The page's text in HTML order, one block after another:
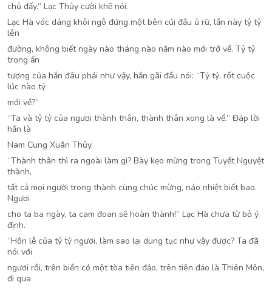
chủ đấy.” Lạc Thủy cười khẽ nói.
Lạc Hà vóc dáng khôi ngô đứng một bên cúi đầu ủ rũ, lần này tỷ tỷ
lên
đường, không biết ngày nào tháng nào năm nào mới trở về. Tỷ tỷ
trong ấn
tượng của hắn đâu phải như vậy, hắn gãi đầu nói: “Tỷ tỷ, rốt cuộc
lúc nào tỷ
mới về?”
“Ta và tỷ tỷ của ngươi thành thân, thành thân xong là về.” Đáp lời
hắn là
Nam Cung Xuân Thủy.
“Thành thân thì ra ngoài làm gì? Bày kẹo mừng trong Tuyết Nguyệt
thành,
tất cả mọi người trong thành cùng chúc mừng, náo nhiệt biết bao.
Ngươi
cho ta ba ngày, ta cam đoan sẽ hoàn thành!” Lạc Hà chưa từ bỏ ý
định.
“Hôn lễ của tỷ tỷ ngươi, làm sao lại dung tục như vậy được? Ta đã
nói với
ngươi rồi, trên biển có một tòa tiên đảo, trên tiên đảo là Thiên Môn,
đi qua